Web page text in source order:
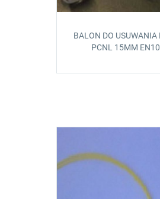
BALON DO USUWANIA
PCNL 15MM